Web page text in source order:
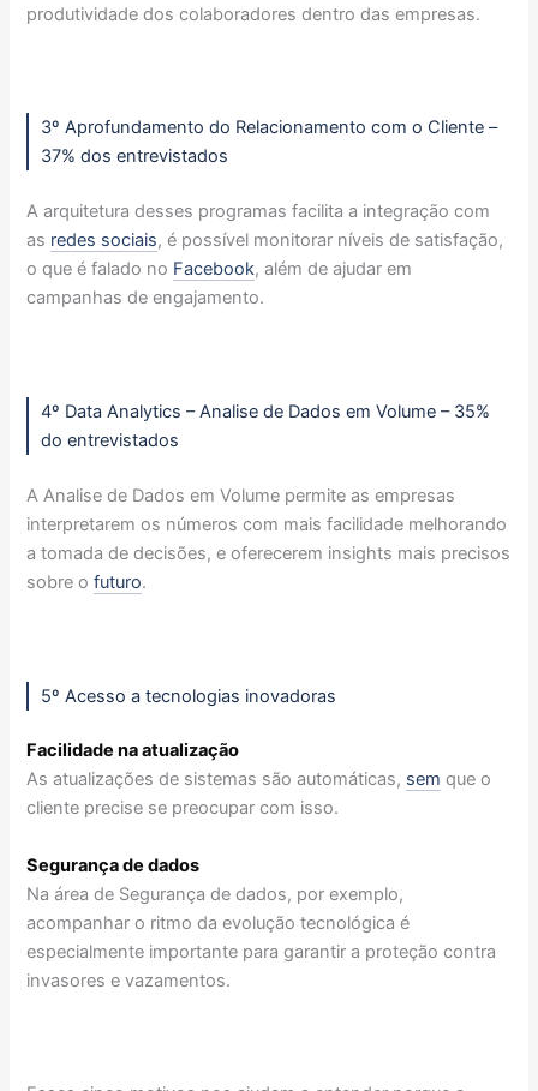
produtividade dos colaboradores dentro das empresas.
3º Aprofundamento do Relacionamento com o Cliente –
37% dos entrevistados
A arquitetura desses programas facilita a integração com
as redes sociais, é possível monitorar níveis de satisfação,
o que é falado no Facebook, além de ajudar em
campanhas de engajamento.
4º Data Analytics – Analise de Dados em Volume – 35%
do entrevistados
A Analise de Dados em Volume permite as empresas
interpretarem os números com mais facilidade melhorando
a tomada de decisões, e oferecerem insights mais precisos
sobre ofuturo.
5º Acesso a tecnologias inovadoras
Facilidade na atualização
As atualizações de sistemas são automáticas, sem que o
cliente precise se preocupar com isso.
Segurança de dados
Na área de Segurança de dados, por exemplo,
acompanhar o ritmo da evolução tecnológica é
especialmente importante para garantir a proteção contra
invasores e vazamentos.